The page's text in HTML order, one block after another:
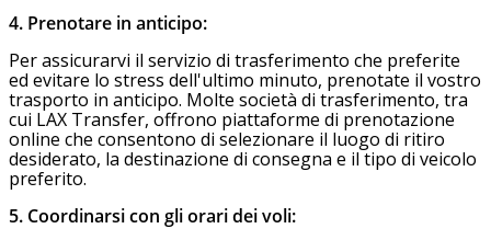
4. Prenotare in anticipo:
Per assicurarvi il servizio di trasferimento che preferite
ed evitare lo stress dell'ultimo minuto, prenotate il vostro
trasporto in anticipo. Molte società di trasferimento, tra
cui LAX Transfer, offrono piattaforme di prenotazione
online che consentono di selezionare il luogo di ritiro
desiderato, la destinazione di consegna e il tipo di veicolo
preferito.
5. Coordinarsi con gli orari dei voli: